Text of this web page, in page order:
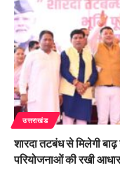
उत्तराखंड
शारदा तटबंध से मिलेगी
परियोजनाओं की रखी